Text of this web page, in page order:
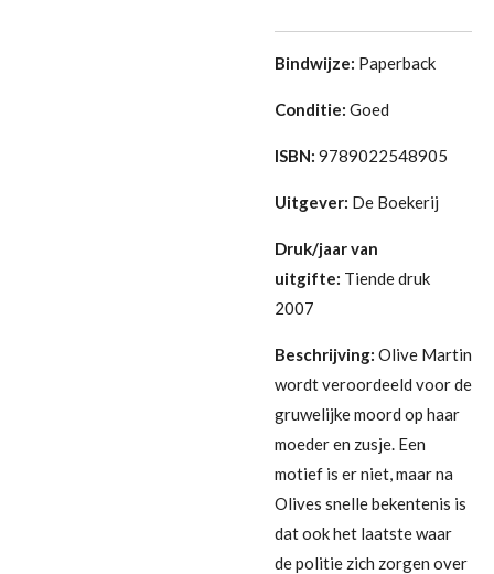
Bindwijze: Paperback
Conditie: Goed
ISBN: 9789022548905
Uitgever: De Boekerij
Druk/jaar van
uitgifte: Tiende druk
2007
Beschrijving: Olive Martin
wordt veroordeeld voor de
gruwelijke moord op haar
moeder en zusje. Een
motief is er niet, maar na
Olives snelle bekentenis is
dat ook het laatste waar
de politie zich zorgen over